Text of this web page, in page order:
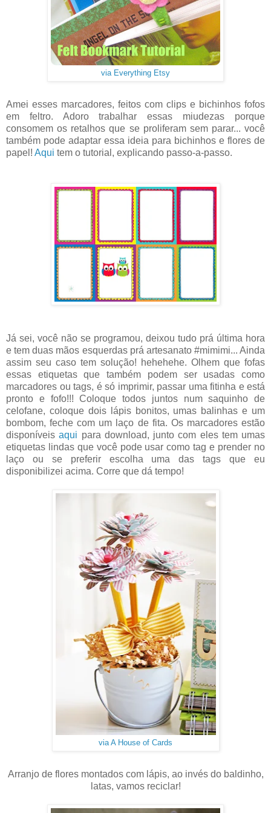
via Everything Etsy
Amei esses marcadores, feitos com clips e bichinhos fofos
em feltro. Adoro trabalhar essas miudezas porque
consomem os retalhos que se proliferam sem parar... você
também pode adaptar essa ideia para bichinhos e flores de
papel! Aqui tem o tutorial, explicando passo-a-passo.
Já sei, você não se programou, deixou tudo prá última hora
e tem duas mãos esquerdas prá artesanato #mimimi... Ainda
assim seu caso tem solução! hehehehe. Olhem que fofas
essas etiquetas que também podem ser usadas como
marcadores ou tags, é só imprimir, passar uma fitinha e está
pronto e fofo!!! Coloque todos juntos num saquinho de
celofane, coloque dois lápis bonitos, umas balinhas e um
bombom, feche com um laço de fita. Os marcadores estão
disponíveisaqui para download, junto com eles tem umas
etiquetas lindas que você pode usar como tag e prender no
laço ou se preferir escolha uma das tags que eu
disponibilizei acima. Corre que dá tempo!
via A House of Cards
Arranjo de flores montados com lápis, ao invés do baldinho,
latas, vamos reciclar!